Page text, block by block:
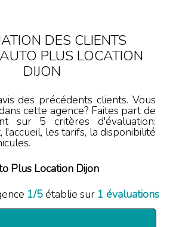
DES CLIENTS
PLUS LOCATION
DIJON
des précédents clients. Vous
cette agence? Faites part de
sur 5 critères d'évaluation:
l'accueil, les tarifs, la disponibilité
Plus Location Dijon
1/5établie sur 1 évaluations